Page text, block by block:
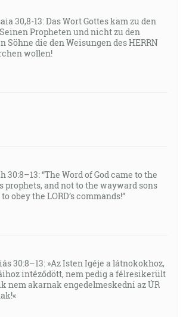
30,8-13: Das Wort Gottes kam zu den
Propheten und nicht zu den
Söhne die den Weisungen des HERRN
wollen!
30:8–13: “The Word of God came to the
prophets, and not to the wayward sons
obey the LORD’s commands!”
30:8–13: »Az Isten Igéje a látnokokhoz,
intéződött, nem pedig a félresikerült
nem akarnak engedelmeskedni az ÚR